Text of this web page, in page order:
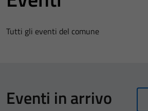
Tutti gli eventi del comune
Eventi in arrivo